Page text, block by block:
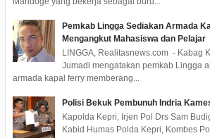
Pemkab Lingga Sediakan Armada
Mengangkut Mahasiswa dan Pelajar
LINGGA, Realitasnews.com - Kabag
Jumadi mengatakan pemkab Lingga
armada kapal ferry memberang...
Polisi Bekuk Pembunuh Indria
Kapolda Kepri, Irjen Pol Drs Sam
Kabid Humas Polda Kepri, Kombes